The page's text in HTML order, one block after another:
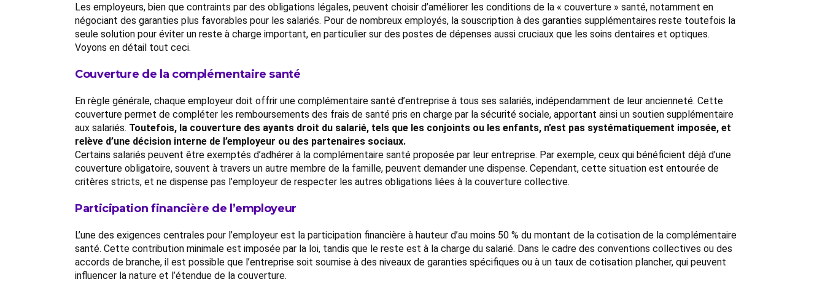
Les employeurs, bien que contraints par des obligations légales, peuvent choisir d’améliorer les conditions de la « couverture » santé, notamment en
négociant des garanties plus favorables pour les salariés. Pour de nombreux employés, la souscription à des garanties supplémentaires reste toutefois la
seule solution pour éviter un reste à charge important, en particulier sur des postes de dépenses aussi cruciaux que les soins dentaires et optiques.
Voyons en détail tout ceci.
Couverture de la complémentaire santé
En règle générale, chaque employeur doit offrir une complémentaire santé d’entreprise à tous ses salariés, indépendamment de leur ancienneté. Cette
couverture permet de compléter les remboursements des frais de santé pris en charge par la sécurité sociale, apportant ainsi un soutien supplémentaire
aux salariés. Toutefois, la couverture des ayants droit du salarié, tels que les conjoints ou les enfants, n’est pas systématiquement imposée, et
relève d’une décision interne de l’employeur ou des partenaires sociaux.
Certains salariés peuvent être exemptés d’adhérer à la complémentaire santé proposée par leur entreprise. Par exemple, ceux qui bénéficient déjà d’une
couverture obligatoire, souvent à travers un autre membre de la famille, peuvent demander une dispense. Cependant, cette situation est entourée de
critères stricts, et ne dispense pas l’employeur de respecter les autres obligations liées à la couverture collective.
Participation financière de l’employeur
L’une des exigences centrales pour l’employeur est la participation financière à hauteur d’au moins 50 % du montant de la cotisation de la complémentaire
santé. Cette contribution minimale est imposée par la loi, tandis que le reste est à la charge du salarié. Dans le cadre des conventions collectives ou des
accords de branche, il est possible que l’entreprise soit soumise à des niveaux de garanties spécifiques ou à un taux de cotisation plancher, qui peuvent
influencer la nature et l’étendue de la couverture.